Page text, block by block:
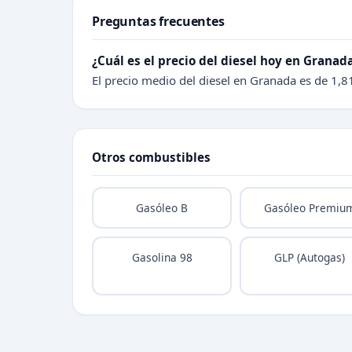
Preguntas frecuentes
¿Cuál es el precio del diesel hoy en
El precio medio del diesel en Granada es de
Otros combustibles
Gasóleo B Gasóleo
Gasolina 98 GLP (Autogas)